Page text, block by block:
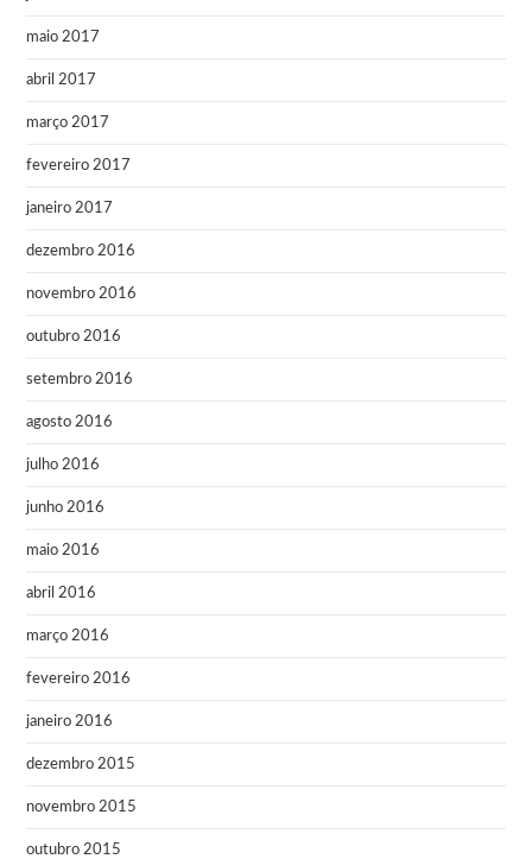
maio 2017
abril 2017
março 2017
fevereiro 2017
janeiro 2017
dezembro 2016
novembro 2016
outubro 2016
setembro 2016
agosto 2016
julho 2016
junho 2016
maio 2016
abril 2016
março 2016
fevereiro 2016
janeiro 2016
dezembro 2015
novembro 2015
outubro 2015